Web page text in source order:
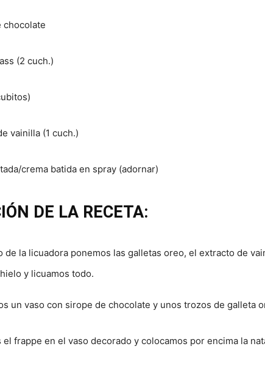
chocolate
(2 cuch.)
vainilla (1 cuch.)
crema batida en spray (adornar)
DE LA RECETA:
de la licuadora ponemos las galletas oreo, el extracto de
y licuamos todo.
un vaso con sirope de chocolate y unos trozos de galleta
el frappe en el vaso decorado y colocamos por encima la